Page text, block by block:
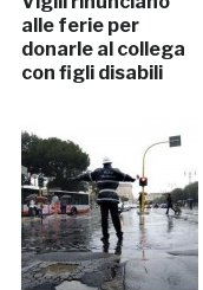
alle ferie per
donarle al collega
con figli disabili